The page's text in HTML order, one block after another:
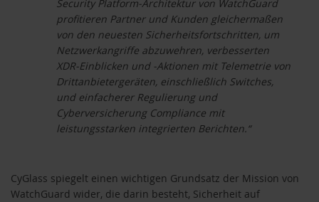
Security Platform-Architektur von WatchGuard
profitieren Partner und Kunden gleichermaßen
von den neuesten Sicherheitsfortschritten, um
Netzwerkangriffe abzuwehren, verbesserten
XDR-Einblicken und -Aktionen mit Telemetrie von
Drittanbietergeräten, einschließlich Switches,
und einfacherer Regulierung und
Cyberversicherung Compliance mit
leistungsstarken integrierten Berichten.“
CyGlass spiegelt einen wichtigen Grundsatz der Mission von
WatchGuard wider, die darin besteht, Sicherheit auf